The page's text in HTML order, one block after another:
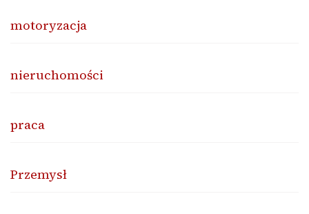
motoryzacja
nieruchomości
praca
Przemysł